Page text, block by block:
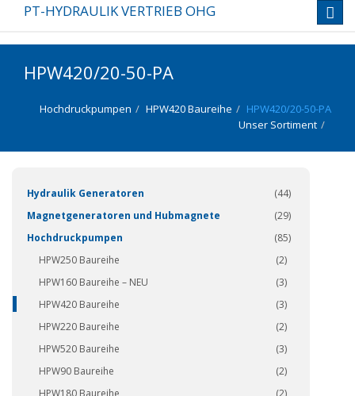
PT-HYDRAULIK VERTRIEB OHG
HPW420/20-50-PA
HPW420/20-50-PA
HPW420 Baureihe
Hochdruckpumpen
Unser Sortiment
Hydraulik Generatoren
(44)
Magnetgeneratoren und Hubmagnete
(29)
Hochdruckpumpen
(85)
HPW250 Baureihe
(2)
HPW160 Baureihe – NEU
(3)
HPW420 Baureihe
(3)
HPW220 Baureihe
(2)
HPW520 Baureihe
(3)
HPW90 Baureihe
(2)
HPW180 Baureihe
(2)